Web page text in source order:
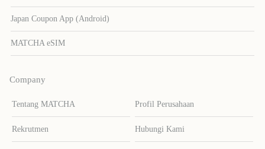
Japan Coupon App (Android)
MATCHA eSIM
Company
Tentang MATCHA Profil Perusahaan
Rekrutmen Hubungi Kami